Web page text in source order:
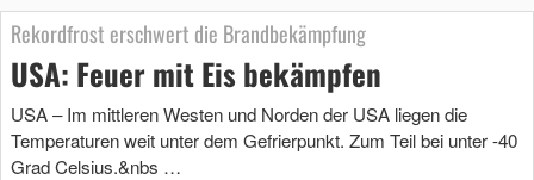
Rekordfrost erschwert die Brandbekämpfung
USA: Feuer mit Eis bekämpfen
USA – Im mittleren Westen und Norden der USA liegen die
Temperaturen weit unter dem Gefrierpunkt. Zum Teil bei unter -40
Grad Celsius.&nbs …